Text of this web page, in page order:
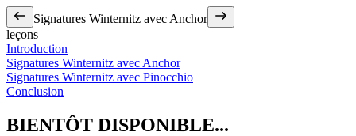
Signatures Winternitz avec Anchor
leçons
Introduction
Signatures Winternitz avec Anchor
Signatures Winternitz avec Pinocchio
Conclusion
BIENTÔT DISPONIBLE...